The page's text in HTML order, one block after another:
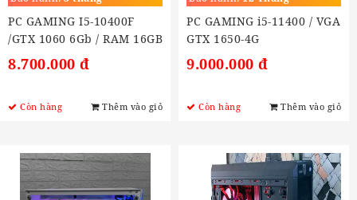
PC GAMING I5-10400F
/GTX 1060 6Gb / RAM 16GB
/ SSD 240Gb
8.700.000 đ
Còn hàng Thêm vào giỏ
PC GAMING i5-11400 / VGA
GTX 1650-4G
9.000.000 đ
Còn hàng Thêm vào giỏ